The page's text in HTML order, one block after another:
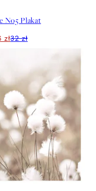
No5 Plakat
zł32 zł